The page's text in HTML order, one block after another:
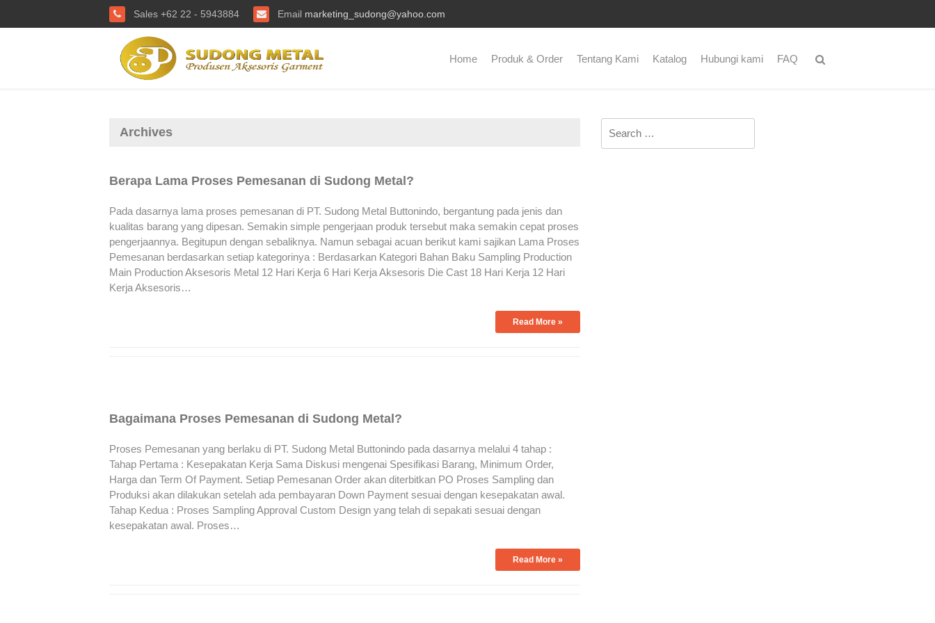
Sales +62 22 - 5943884 Email marketing_sudong@yahoo.com
Home Produk & Order Tentang Kami Katalog Hubungi kami FAQ
Archives
Berapa Lama Proses Pemesanan di Sudong Metal?
Pada dasarnya lama proses pemesanan di PT. Sudong Metal Buttonindo, bergantung pada jenis dan
kualitas barang yang dipesan. Semakin simple pengerjaan produk tersebut maka semakin cepat proses
pengerjaannya. Begitupun dengan sebaliknya. Namun sebagai acuan berikut kami sajikan Lama Proses
Pemesanan berdasarkan setiap kategorinya : Berdasarkan Kategori Bahan Baku Sampling Production
Main Production Aksesoris Metal 12 Hari Kerja 6 Hari Kerja Aksesoris Die Cast 18 Hari Kerja 12 Hari
Kerja Aksesoris…
Read More »
Bagaimana Proses Pemesanan di Sudong Metal?
Proses Pemesanan yang berlaku di PT. Sudong Metal Buttonindo pada dasarnya melalui 4 tahap :
Tahap Pertama : Kesepakatan Kerja Sama Diskusi mengenai Spesifikasi Barang, Minimum Order,
Harga dan Term Of Payment. Setiap Pemesanan Order akan diterbitkan PO Proses Sampling dan
Produksi akan dilakukan setelah ada pembayaran Down Payment sesuai dengan kesepakatan awal.
Tahap Kedua : Proses Sampling Approval Custom Design yang telah di sepakati sesuai dengan
kesepakatan awal. Proses…
Read More »
for: